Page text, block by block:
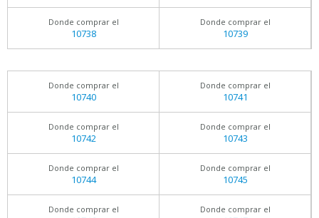
Donde comprar el
10738
Donde comprar el
10739
Donde comprar el
10740
Donde comprar el
10741
Donde comprar el
10742
Donde comprar el
10743
Donde comprar el
10744
Donde comprar el
10745
Donde comprar el Donde comprar el